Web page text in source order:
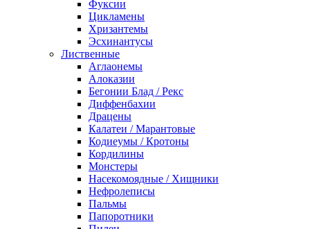
Фуксии
Цикламены
Хризантемы
Эсхинантусы
Лиственные
Аглаонемы
Алоказии
Бегонии Блад / Рекс
Диффенбахии
Драцены
Калатеи / Марантовые
Кодиеумы / Кротоны
Кордилины
Монстеры
Насекомоядные / Хищники
Нефролеписы
Пальмы
Папоротники